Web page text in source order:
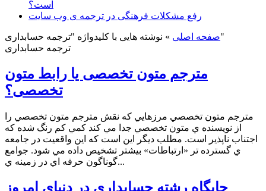
است؟
رفع مشکلات فرهنگی در ترجمه ی وب سایت
صفحه اصلی »
نوشته هایی با کلیدواژه "ترجمه حسابداری"
ترجمه حسابداری
مترجم متون تخصصی یا رابط متون
تخصصی؟
مترجم متون تخصصي مرزهايي که نقش مترجم متون تخصصي را
از نويسنده ي متون تخصصي جدا مي کند کمي كم رنگ شده كه
اجتناب ناپذير است. مطلب ديگر اين است كه اين واقعيت در جامعه
ي گسترده تر «ارتباطات» بيشتر تشخيص داده مي شود. جوامع
گوناگون حرفه اي در زمينه ي...
جایگاه رشته حسابداری در دنیای امروز